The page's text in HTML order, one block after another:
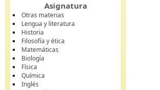
Asignatura
Otras materias
Lengua y literatura
Historia
Filosofía y ética
Matemáticas
Biología
Física
Química
Inglés